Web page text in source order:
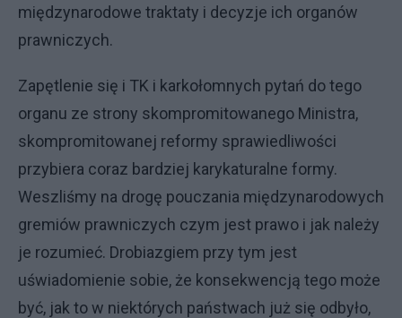
międzynarodowe traktaty i decyzje ich organów
prawniczych.
Zapętlenie się i TK i karkołomnych pytań do tego
organu ze strony skompromitowanego Ministra,
skompromitowanej reformy sprawiedliwości
przybiera coraz bardziej karykaturalne formy.
Weszliśmy na drogę pouczania międzynarodowych
gremiów prawniczych czym jest prawo i jak należy
je rozumieć. Drobiazgiem przy tym jest
uświadomienie sobie, że konsekwencją tego może
być, jak to w niektórych państwach już się odbyło,